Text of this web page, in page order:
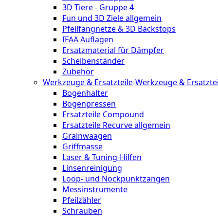
3D Tiere - Gruppe 4
Fun und 3D Ziele allgemein
Pfeilfangnetze & 3D Backstops
IFAA Auflagen
Ersatzmaterial für Dämpfer
Scheibenständer
Zubehör
Werkzeuge & Ersatzteile-Werkzeuge &
Bogenhalter
Bogenpressen
Ersatzteile Compound
Ersatzteile Recurve allgemein
Grainwaagen
Griffmasse
Laser & Tuning-Hilfen
Linsenreinigung
Loop- und Nockpunktzangen
Messinstrumente
Pfeilzähler
Schrauben